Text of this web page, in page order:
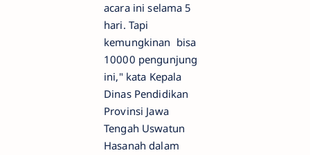
acara ini selama 5
hari. Tapi
kemungkinan bisa
10000 pengunjung
ini," kata Kepala
Dinas Pendidikan
Provinsi Jawa
Tengah Uswatun
Hasanah dalam